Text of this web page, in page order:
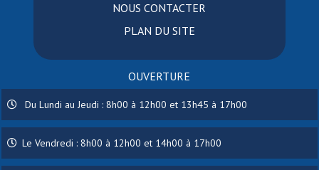
NOUS CONTACTER
PLAN DU SITE
OUVERTURE
Du Lundi au Jeudi : 8h00 à 12h00 et 13h45 à 17h00
Le Vendredi : 8h00 à 12h00 et 14h00 à 17h00